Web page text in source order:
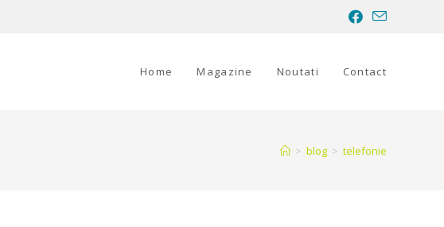
Home Magazine Noutati Contact
> blog > telefonie